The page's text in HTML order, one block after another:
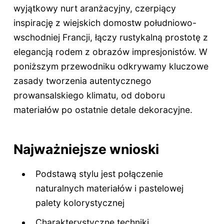
wyjątkowy nurt aranżacyjny, czerpiący
inspirację z wiejskich domostw południowo-
wschodniej Francji, łączy rustykalną prostotę z
elegancją rodem z obrazów impresjonistów. W
poniższym przewodniku odkrywamy kluczowe
zasady tworzenia autentycznego
prowansalskiego klimatu, od doboru
materiałów po ostatnie detale dekoracyjne.
Najważniejsze wnioski
Podstawą stylu jest połączenie
naturalnych materiałów i pastelowej
palety kolorystycznej